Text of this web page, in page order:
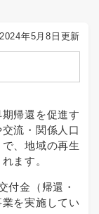
年5月8日更新
帰還を促進す
流・関係人口
、地域の再生
ます。
付金（帰還・
を実施してい